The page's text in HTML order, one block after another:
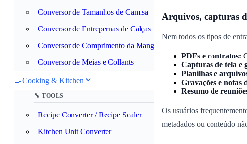
Conversor de Tamanhos de Camisa
Conversor de Entrepernas de Calças
Conversor de Comprimento da Manga
Conversor de Meias e Collants
🍳Cooking & Kitchen
🔧 TOOLS
Recipe Converter / Recipe Scaler
Kitchen Unit Converter
Arquivos, capturas
Nem todos os tipos de
PDFs e contratos:
Capturas de tela e
Planilhas e
Gravações e notas
Resumo de
Os usuários
metadados ou conteúdo